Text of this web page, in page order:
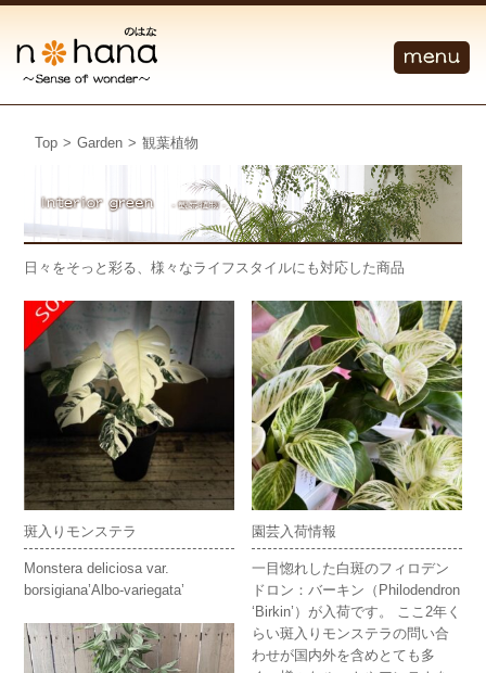
Top > Garden > 観葉植物
日々をそっと彩る、様々なライフスタイルにも対応した商品
斑入りモンステラ
Monstera deliciosa var.
borsigiana’Albo-variegata’
園芸入荷情報
一目惚れした白斑のフィロデン
ドロン：バーキン（ Philodendron
‘Birkin’）が入荷です。 ここ2年く
らい斑入りモンステラの問い合
わせが国内外を含めとても多